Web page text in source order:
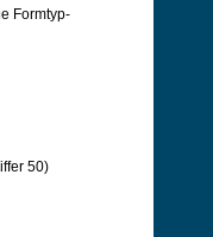
Formtyp-
50)